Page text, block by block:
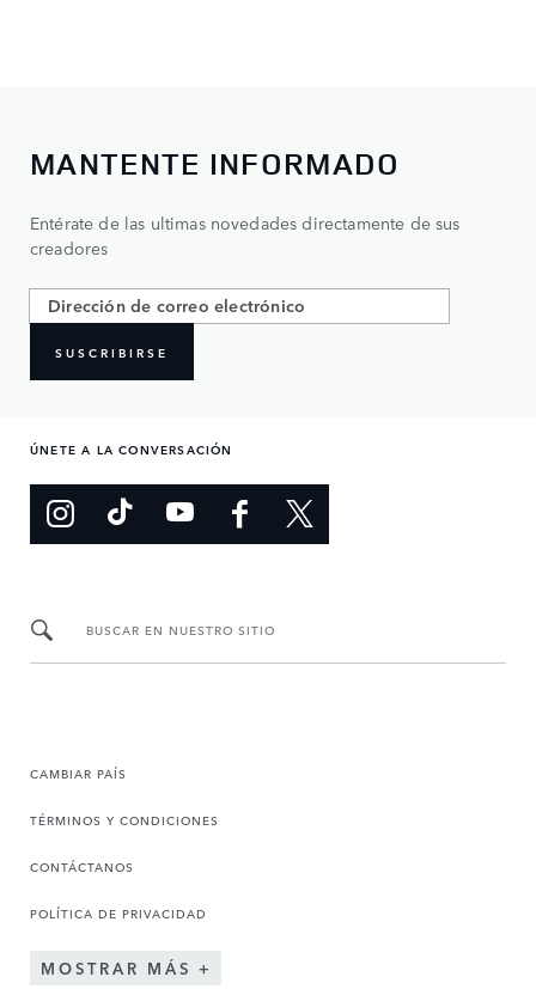
MANTENTE INFORMADO
Entérate de las ultimas novedades directamente de sus
creadores
SUSCRIBIRSE
ÚNETE A LA CONVERSACIÓN
BUSCAR EN NUESTRO SITIO
CAMBIAR PAÍS
TÉRMINOS Y CONDICIONES
CONTÁCTANOS
POLÍTICA DE PRIVACIDAD
MOSTRAR MÁS